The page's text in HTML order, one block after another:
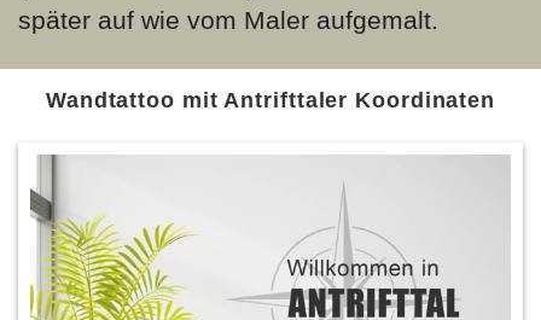
später auf wie vom Maler aufgemalt.
Wandtattoo mit Antrifttaler Koordinaten